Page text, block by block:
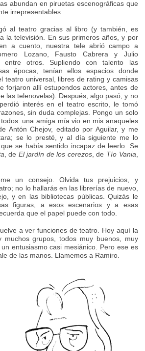
abundan en piruetas escenográficas que
irrepresentables.
al teatro gracias al libro (y también, es
la televisión. En sus primeros años, y por
a cuento, nuestra tele abrió campo a
Lozano, Fausto Cabrera y Julio
entre otros. Supliendo con talento las
épocas, tenían ellos espacios donde
teatro universal, libres de rating y camisas
forjaron allí estupendos actores, antes de
las telenovelas). Después, algo pasó, y no
interés en el teatro escrito, le tomó
sin duda complejas. Pongo un solo
una amiga mía vio en mis anaqueles
Antón Chejov, editado por Aguilar, y me
se lo presté, y al día siguiente me lo
se había sentido incapaz de leerlo. Se
, de El jardín de los cerezos, de Tío Vania
un consejo. Olvida tus prejuicios, y
no lo hallarás en las librerías de nuevo,
y en las bibliotecas públicas. Quizás le
figuras, a esos escenarios y a esas
que el papel puede con todo.
a ver funciones de teatro. Hoy aquí la
muchos grupos, todos muy buenos, muy
entusiasmo casi mesiánico. Pero ese es
de las manos. Llamemos a Ramiro.